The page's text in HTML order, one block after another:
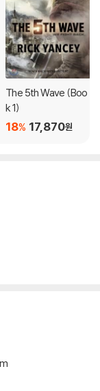
get up.
fast enough." J
for aliens what "Tw
The 5th Wave (Boo
k 1)
17,870원
18%